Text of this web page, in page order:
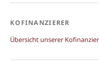
KOFINANZIERER
Übersicht unserer